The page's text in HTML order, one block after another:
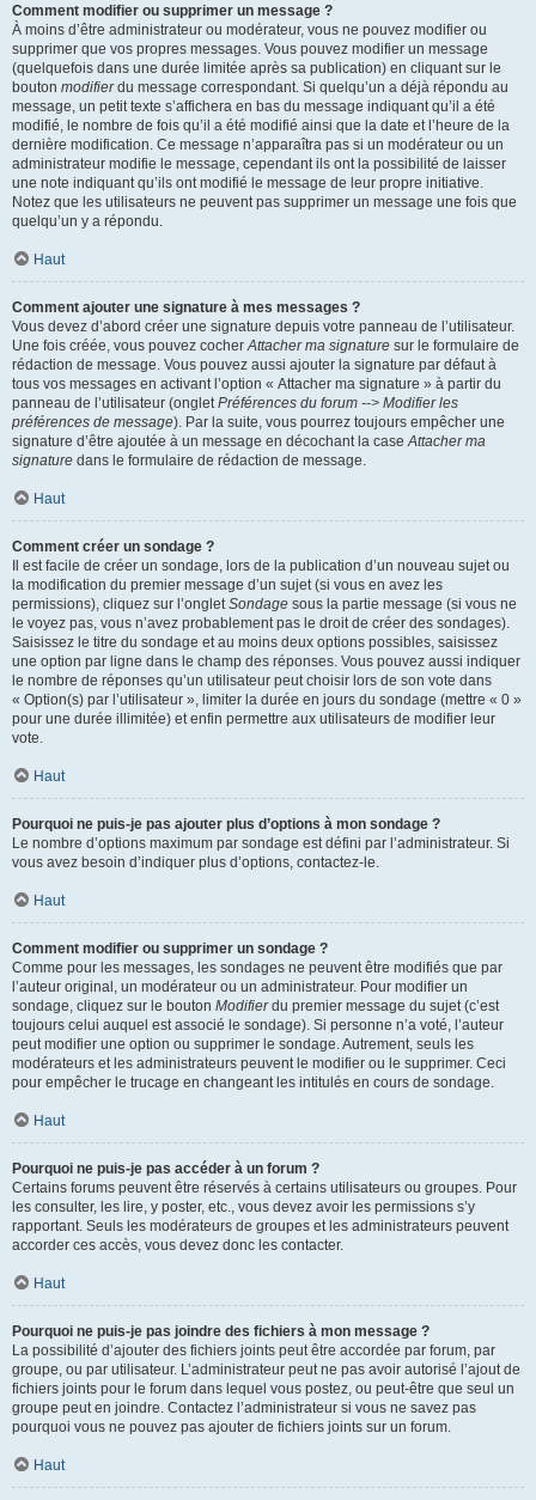
Comment modifier ou supprimer un message ?
À moins d’être administrateur ou modérateur, vous ne pouvez modifier ou
supprimer que vos propres messages. Vous pouvez modifier un message
(quelquefois dans une durée limitée après sa publication) en cliquant sur le
bouton modifierdu message correspondant. Si quelqu’un a déjà répondu au
message, un petit texte s’affichera en bas du message indiquant qu’il a été
modifié, le nombre de fois qu’il a été modifié ainsi que la date et l’heure de la
dernière modification. Ce message n’apparaîtra pas si un modérateur ou un
administrateur modifie le message, cependant ils ont la possibilité de laisser
une note indiquant qu’ils ont modifié le message de leur propre initiative.
Notez que les utilisateurs ne peuvent pas supprimer un message une fois que
quelqu’un y a répondu.
Haut
Comment ajouter une signature à mes messages ?
Vous devez d’abord créer une signature depuis votre panneau de l’utilisateur.
Une fois créée, vous pouvez cocherAttacher ma signature sur le formulaire de
rédaction de message. Vous pouvez aussi ajouter la signature par défaut à
tous vos messages en activant l’option « Attacher ma signature » à partir du
panneau de l’utilisateur (ongletPréférences du forum --> Modifier les
préférences de message). Par la suite, vous pourrez toujours empêcher une
signature d’être ajoutée à un message en décochant la caseAttacher ma
signature dans le formulaire de rédaction de message.
Haut
Comment créer un sondage ?
Il est facile de créer un sondage, lors de la publication d’un nouveau sujet ou
la modification du premier message d’un sujet (si vous en avez les
permissions), cliquez sur l’ongletSondage sous la partie message (si vous ne
le voyez pas, vous n’avez probablement pas le droit de créer des sondages).
Saisissez le titre du sondage et au moins deux options possibles, saisissez
une option par ligne dans le champ des réponses. Vous pouvez aussi indiquer
le nombre de réponses qu’un utilisateur peut choisir lors de son vote dans
« Option(s) par l’utilisateur », limiter la durée en jours du sondage (mettre « 0 »
pour une durée illimitée) et enfin permettre aux utilisateurs de modifier leur
vote.
Haut
Pourquoi ne puis-je pas ajouter plus d’options à mon sondage ?
Le nombre d’options maximum par sondage est défini par l’administrateur. Si
vous avez besoin d’indiquer plus d’options, contactez-le.
Haut
Comment modifier ou supprimer un sondage ?
Comme pour les messages, les sondages ne peuvent être modifiés que par
l’auteur original, un modérateur ou un administrateur. Pour modifier un
sondage, cliquez sur le bouton Modifierdu premier message du sujet (c’est
toujours celui auquel est associé le sondage). Si personne n’a voté, l’auteur
peut modifier une option ou supprimer le sondage. Autrement, seuls les
modérateurs et les administrateurs peuvent le modifier ou le supprimer. Ceci
pour empêcher le trucage en changeant les intitulés en cours de sondage.
Haut
Pourquoi ne puis-je pas accéder à un forum ?
Certains forums peuvent être réservés à certains utilisateurs ou groupes. Pour
les consulter, les lire, y poster, etc., vous devez avoir les permissions s’y
rapportant. Seuls les modérateurs de groupes et les administrateurs peuvent
accorder ces accès, vous devez donc les contacter.
Haut
Pourquoi ne puis-je pas joindre des fichiers à mon message ?
La possibilité d’ajouter des fichiers joints peut être accordée par forum, par
groupe, ou par utilisateur. L’administrateur peut ne pas avoir autorisé l’ajout de
fichiers joints pour le forum dans lequel vous postez, ou peut-être que seul un
groupe peut en joindre. Contactez l’administrateur si vous ne savez pas
pourquoi vous ne pouvez pas ajouter de fichiers joints sur un forum.
Haut